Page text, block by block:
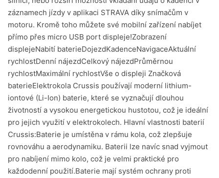
záznamech jízdy v aplikaci STRAVA díky snímačům v
motoru. Kromě toho můžete své mobilní zařízení nabíjet
přímo přes micro USB port displeje!Zobrazení
displejeNabití baterieDojezdKadenceNavigaceAktuální
rychlostDenní nájezdCelkový nájezdPrůměrnou
rychlostMaximální rychlostVše o displeji Značková
baterieElektrokola Crussis používají moderní lithium-
iontové (Li-Ion) baterie, které se vyznačují dlouhou
životností a vysokou energetickou hustotou, což je ideální
pro jejich využití v elektrokolech. Hlavní vlastnosti baterií
Crussis:Baterie je umístěna v rámu kola, což zlepšuje
rovnováhu a aerodynamiku. Baterii lze navíc snad vyjmout
pro nabíjení mimo kolo, což je velmi praktické pro
každodenní použití.Baterie mají systém ochrany proti